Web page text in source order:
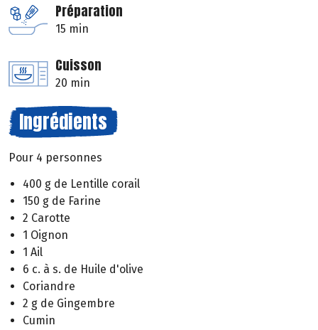
Préparation
15 min
Cuisson
20 min
Ingrédients
Pour 4 personnes
400 g de Lentille corail
150 g de Farine
2 Carotte
1 Oignon
1 Ail
6 c. à s. de Huile d'olive
Coriandre
2 g de Gingembre
Cumin